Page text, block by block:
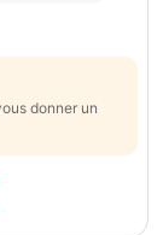
donner un